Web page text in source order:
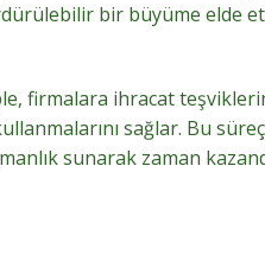
bir büyüme elde
firmalara ihracat
sağlar. Bu
sunarak zaman